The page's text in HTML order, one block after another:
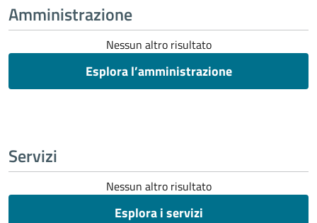
Amministrazione
Nessun altro risultato
Esplora l’amministrazione
Servizi
Nessun altro risultato
Esplora i servizi